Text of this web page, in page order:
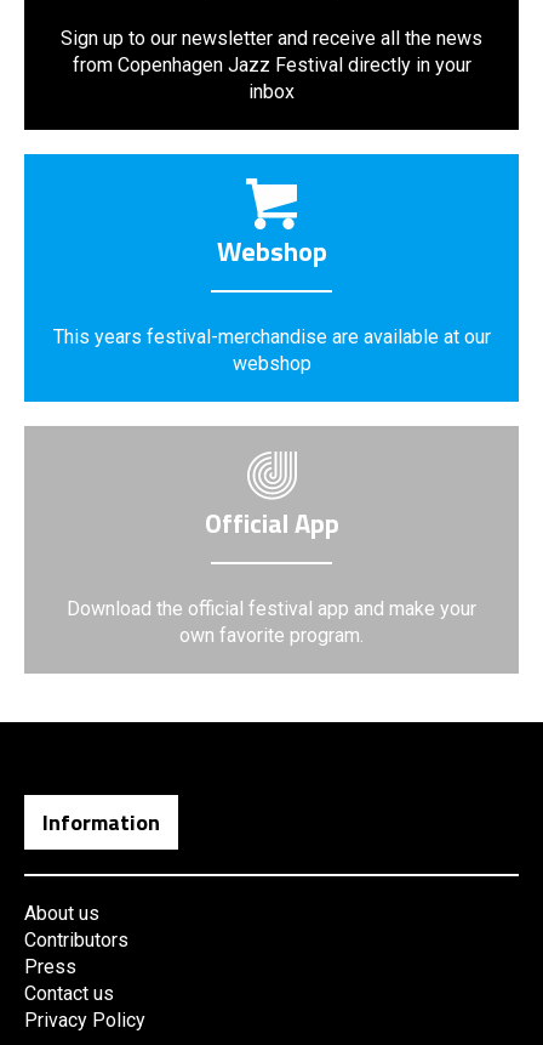
Sign up to our newsletter and receive all the news
from Copenhagen Jazz Festival directly in your
inbox
Webshop
This years festival-merchandise are available at our
webshop
Official App
Download the official festival app and make your
own favorite program.
Information
About us
Contributors
Press
Contact us
Privacy Policy